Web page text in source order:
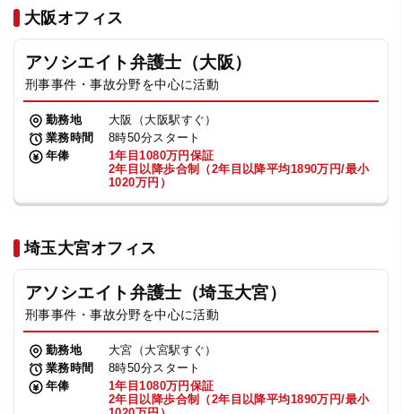
大阪オフィス
アソシエイト弁護士（大阪）
刑事事件・事故分野を中心に活動
勤務地
大阪（大阪駅すぐ）
業務時間
8時50分スタート
年俸
1年目1080万円保証
2年目以降歩合制（2年目以降平均1890万円/最小
1020万円）
埼玉大宮オフィス
アソシエイト弁護士（埼玉大宮）
刑事事件・事故分野を中心に活動
勤務地
大宮（大宮駅すぐ）
業務時間
8時50分スタート
年俸
1年目1080万円保証
2年目以降歩合制（2年目以降平均1890万円/最小
法人グループ
プライバシーポリシー 利用規約
TikTok受賞 定義集 動画集